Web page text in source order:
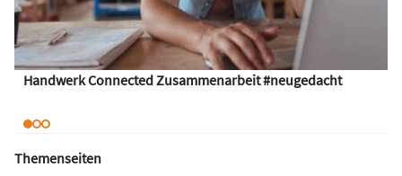
Handwerk Connected Zusammenarbeit #neugedacht
Themenseiten